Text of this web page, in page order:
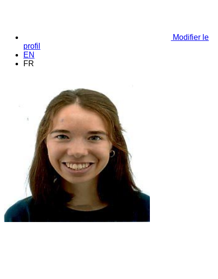
Modifier le
profil
EN
FR